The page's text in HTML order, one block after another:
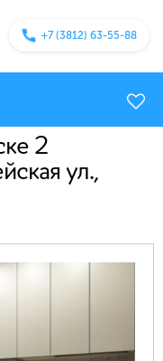
+7 (3812) 63-55-88
2
ул.,